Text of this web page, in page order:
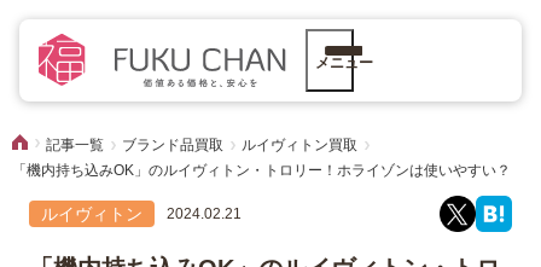
メニュー
記事一覧 ブランド品買取
ルイヴィトン買取
「機内持ち込みOK」のルイヴィトン・トロリー！ホライゾンは使いやすい？
ルイヴィトン 2024.02.21